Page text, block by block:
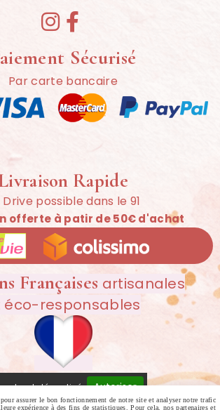
 
Sécurisé
Par carte bancaire
Rapide
possible dans le 91
offerte à patir de 50€ d'achat
Françaises artisanales
éco-responsables
est désactivé. Autoriser
assurer le bon fonctionnement de notre site et analyser notre trafic
expérience à des fins de statistiques. Pour cela, nos partenaires et